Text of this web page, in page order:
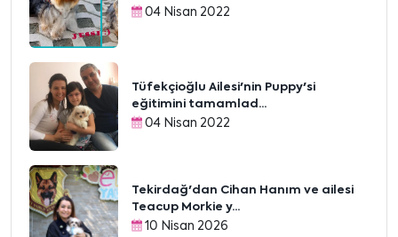
04 Nisan 2022
Tüfekçioğlu Ailesi'nin Puppy'si
eğitimini tamamlad...
04 Nisan 2022
Tekirdağ'dan Cihan Hanım ve ailesi
Teacup Morkie y...
10 Nisan 2026